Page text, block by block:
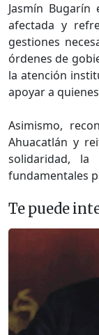
Jasmín
afectada y
gestiones
órdenes de
la atención
apoyar a
Asimismo,
Ahuacatlán y
solidaridad,
fundamentales
Te puede